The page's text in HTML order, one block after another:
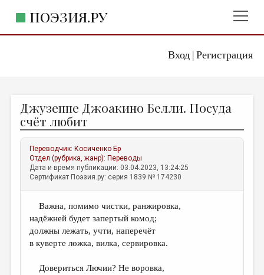
Вход| Регистрация
ПОЭЗИЯ.РУ
ЖАНРЫ
АВТОРЫ
КОММЕНТАРИИ
ЛИТСАЛОН
ПРАВИЛА САЙТА
ОТДЕЛЫ И РУБРИКИ
Джузеппе Джоакино Белли. Посуда
счёт любит
Переводчик: Косиченко Бр
Отдел (рубрика, жанр): Переводы
Дата и время публикации: 03.04.2023, 13:24:25
Сертификат Поэзия.ру: серия 1839 № 174230
Важна, помимо чистки, ранжировка,
надёжней будет запертый комод;
должны лежать, учти, наперечёт
в куверте ложка, вилка, сервировка.
Довериться Лючии? Не воровка,